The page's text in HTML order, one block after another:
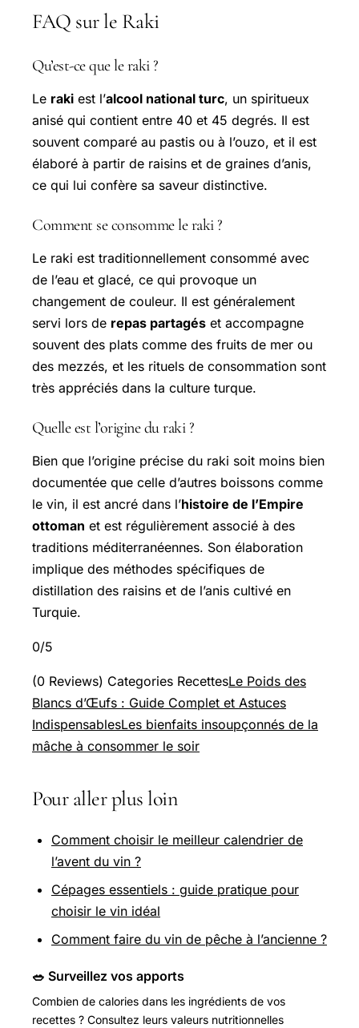
FAQ sur le Raki
Qu’est-ce que le raki ?
Le raki est l’alcool national turc, un spiritueux
anisé qui contient entre 40 et 45 degrés. Il est
souvent comparé au pastis ou à l’ouzo, et il est
élaboré à partir de raisins et de graines d’anis,
ce qui lui confère sa saveur distinctive.
Comment se consomme le raki ?
Le raki est traditionnellement consommé avec
de l’eau et glacé, ce qui provoque un
changement de couleur. Il est généralement
servi lors de repas partagés et accompagne
souvent des plats comme des fruits de mer ou
des mezzés, et les rituels de consommation sont
très appréciés dans la culture turque.
Quelle est l’origine du raki ?
Bien que l’origine précise du raki soit moins bien
documentée que celle d’autres boissons comme
le vin, il est ancré dans l’histoire de l’Empire
ottoman et est régulièrement associé à des
traditions méditerranéennes. Son élaboration
implique des méthodes spécifiques de
distillation des raisins et de l’anis cultivé en
Turquie.
0/5
(0 Reviews) Categories RecettesLe Poids des
Blancs d’Œufs : Guide Complet et Astuces
IndispensablesLes bienfaits insoupçonnés de la
mâche à consommer le soir
Pour aller plus loin
Comment choisir le meilleur calendrier de
l’avent du vin ?
Cépages essentiels : guide pratique pour
choisir le vin idéal
Comment faire du vin de pêche à l’ancienne ?
🥗 Surveillez vos apports
Combien de calories dans les ingrédients de vos
recettes ? Consultez leurs valeurs nutritionnelles